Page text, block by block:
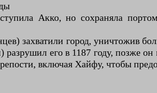
Акко, но сохраняла
захватили город, уничтожив
его в 1187 году, позже он
включая Хайфу, чтобы